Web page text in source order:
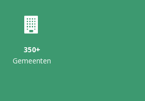
350+
Gemeenten